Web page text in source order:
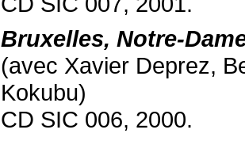
Bruxelles, Notre-
(avec Xavier Deprez,
Kokubu)
CD SIC 006, 2000.